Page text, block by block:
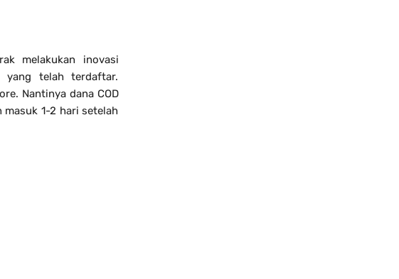
melakukan inovasi
yang telah terdaftar.
Nantinya dana COD
1-2 hari setelah